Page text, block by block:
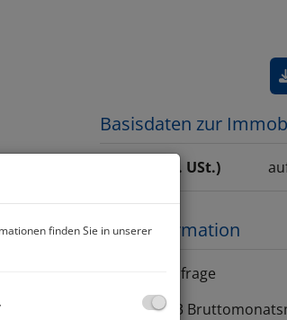
Basisdaten zur
Miete (exkl. USt.)
Preisinformation
Preis auf Anfrage
Provision:
3
finden Sie in unserer